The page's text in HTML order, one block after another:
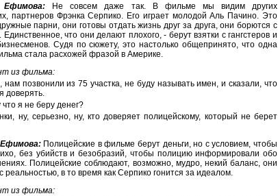
Ефимова: Не совсем даже так. В фильме мы видим других
партнеров Фрэнка Серпико. Его играет молодой Аль Пачино. Это
парни, они готовы отдать жизнь друг за друга, они борются с
что они делают плохого, - берут взятки с гангстеров и
Судя по сюжету, это настолько общепринято, что одна
стала расхожей фразой в Америке.
из фильма:
нам позвонили из 75 участка, не буду называть имен, и сказали, что
доверять.
я не беру денег?
ну, серьезно, ну, кто доверяет полицейскому, который не берет
Полицейские в фильме берут деньги, но с условием, чтобы
без убийств и безобразий, чтобы полицию информировали обо
Полицейские соблюдают, возможно, мудро, некий баланс, они
реальностью, в то время как Серпико гонится за идеалом.
из фильма: